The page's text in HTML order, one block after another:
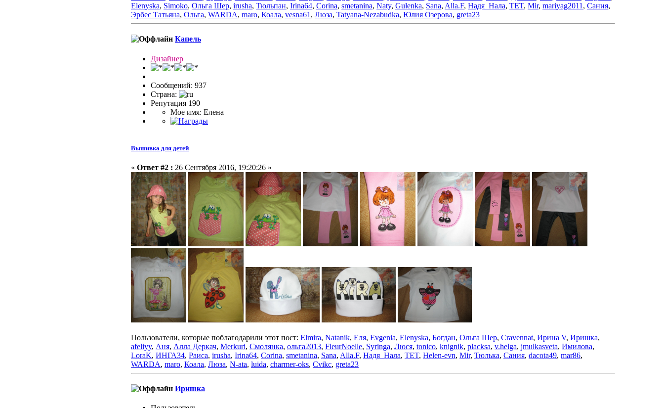
Elenyska, Simoko, Ольга Шер, irusha, Тюльпан, Irina64, Corina, smetanina, Naty, Gulenka, Sana, Alla.F, Надя_Нала, TET, Mir, mariyag2011 , Сания,
Эрбес Татьяна, Ольга, WARDA, maro, Коала, vesna61 , Люза, Tatyana-Nezabudka, Юлия Озерова, greta23
Капель
Дизайнер
Сообщений: 937
Страна:
Репутация 190
Мое имя: Елена
Вышивка для детей
« Ответ #2 : 26 Сентября 2016, 19:20:26 »
Пользователи, которые поблагодарили этот пост: Elmira, Natanik, Еля, Evgenia, Elenyska, Богдан, Ольга Шер, Cravennat, Ирина V, Иришка,
afeliyy, Аня, Алла Деркач, Merkuri, Смолянка, ольга2013, FleurNoelle, Syringa, Люся, tonico, knignik, placksa, v.helga, jmulkasveta, Имилова,
LoraK, ИНГА34, Раиса, irusha, Irina64, Corina, smetanina, Sana, Alla.F, Надя_Нала, TET, Helen-evn, Mir, Тюлька, Сания, dacota49, mar86,
WARDA, maro, Коала, Люза, N-ata, luida, charmer-oks, Cvikc, greta23
Иришка